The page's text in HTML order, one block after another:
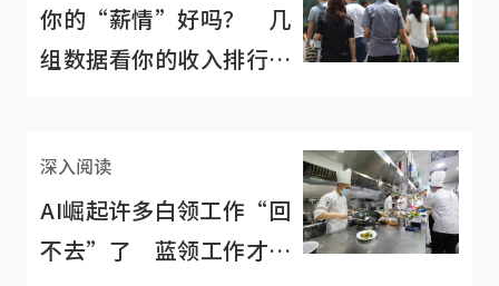
你的“薪情”好吗？ 几
组数据看你的收入排行老
深入阅读
AI崛起许多白领工作“回
不去”了 蓝领工作才是